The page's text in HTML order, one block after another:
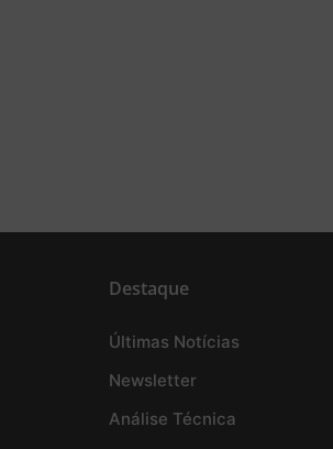
Destaque
Últimas Notícias
Newsletter
Análise Técnica